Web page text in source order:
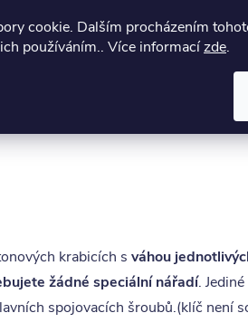
cookie. Dalším procházením
používáním.. Více informacízde.
provedeních90x200 a 80x200 cma
sdělíme na dotaz ). Pokud
pokoji určitě chybět.
krabicích s váhou
žádné speciální nářadí.
spojovacích šroubů.(klíč není